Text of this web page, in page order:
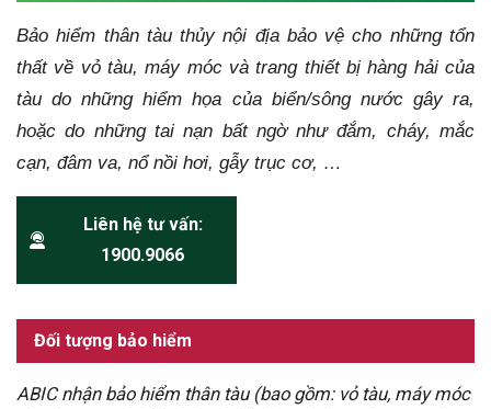
Bảo hiểm thân tàu thủy nội địa bảo vệ cho những tổn
thất về vỏ tàu, máy móc và trang thiết bị hàng hải của
tàu do những hiểm họa của biển/sông nước gây ra,
hoặc do những tai nạn bất ngờ như đắm, cháy, mắc
cạn, đâm va, nổ nồi hơi, gẫy trục cơ, …
Liên hệ tư vấn:
1900.9066
Đối tượng bảo hiểm
ABIC nhận bảo hiểm thân tàu (bao gồm: vỏ tàu, máy móc